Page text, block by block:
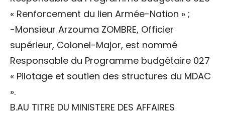
« Renforcement du lien Armée-Nation » ;
-Monsieur Arzouma ZOMBRE, Officier
supérieur, Colonel-Major, est nommé
Responsable du Programme budgétaire 027
« Pilotage et soutien des structures du MDAC
».
B.AU TITRE DU MINISTERE DES AFFAIRES